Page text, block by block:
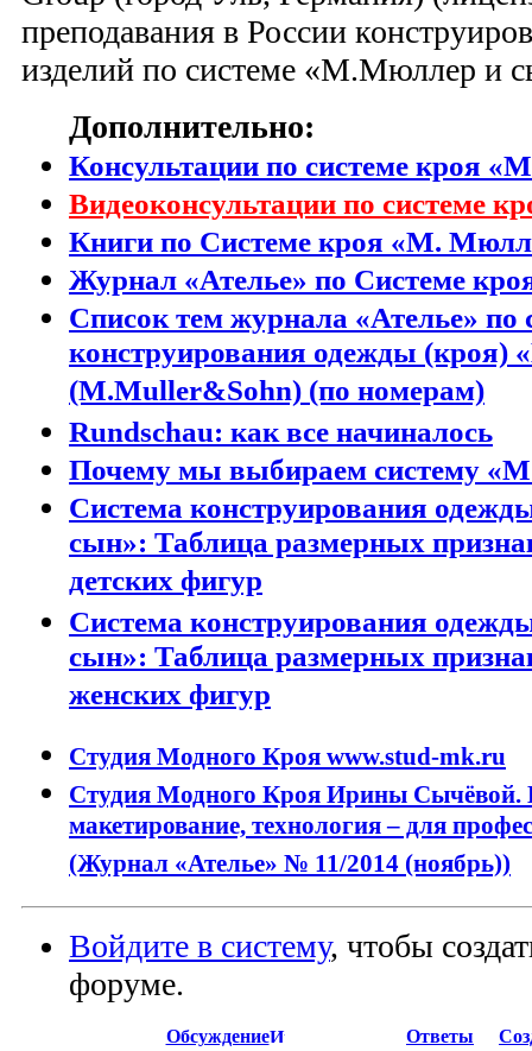
преподавания в России
изделий по системе «М.Мюллер и
Дополнительно:
Консультации по системе кроя
Видеоконсультации по системе
Книги по Системе кроя «М.
Журнал «Ателье» по Системе
Список тем журнала «Ателье» по
конструирования одежды
(M.Muller&Sohn) (по номерам)
Rundschau: как все начиналось
Почему мы выбираем систему
Система конструирования
сын»: Таблица размерных
детских фигур
Система конструирования
сын»: Таблица размерных
женских фигур
Студия Модного Кроя www.stud-mk.ru
Студия Модного Кроя Ирины Сычёвой.
макетирование, технология – для
(Журнал «Ателье» № 11/2014 (ноябрь))
Войдите в систему, чтобы
форуме.
Обсуждение Ответы